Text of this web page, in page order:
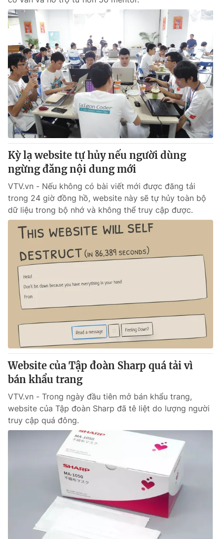
® Cấm sao chép dưới mọi hình thức nếu không có sự chấp
thuận bằng văn bản. Ghi rõ nguồn VTV.vn khi phát hành lại
thông tin từ website này.
Kỳ lạ website tự hủy nếu người dùng
ngừng đăng nội dung mới
VTV.vn - Nếu không có bài viết mới được đăng tải
trong 24 giờ đồng hồ, website này sẽ tự hủy toàn bộ
dữ liệu trong bộ nhớ và không thể truy cập được.
Website của Tập đoàn Sharp quá tải vì
bán khẩu trang
VTV.vn - Trong ngày đầu tiên mở bán khẩu trang,
website của Tập đoàn Sharp đã tê liệt do lượng người
truy cập quá đông.